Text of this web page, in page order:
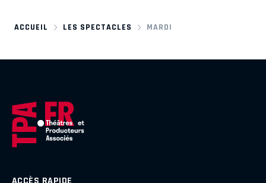
ACCUEIL LES SPECTACLES MARDI
ACCÈS RAPIDE